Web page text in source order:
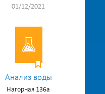
01/12/2021
Анализ воды
Нагорная 136а